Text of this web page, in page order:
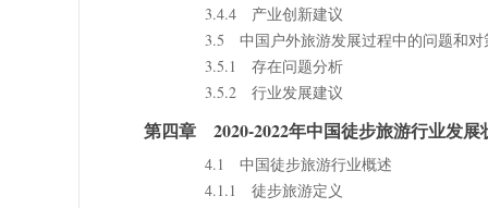
3.4.4 产业创新建议
3.5 中国户外旅游发展过程中的问题和对
3.5.1 存在问题分析
3.5.2 行业发展建议
第四章 2020-2022年中国徒步旅游行业发展
4.1 中国徒步旅游行业概述
4.1.1 徒步旅游定义